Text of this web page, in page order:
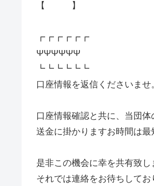
【 】
┏┏┏┏┏┏
ΨΨΨΨΨΨ
┗┗┗┗┗┗
口座情報を返信くださいませ
口座情報確認と共に、当団
送金に掛かりますお時間は最
是非この機会に幸を共有致し
それでは連絡をお待ちしてお